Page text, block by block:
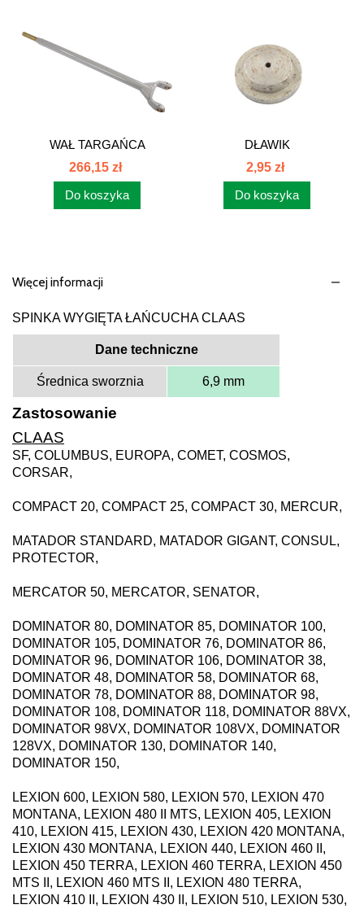
WAŁ TARGAŃCA
CLAAS...
266,15 zł
Do koszyka
DŁAWIK
ROZDZIELACZA...
2,95 zł
Do koszyka
Więcej informacji
SPINKA WYGIĘTA ŁAŃCUCHA CLAAS
Dane techniczne
Średnica sworznia 6,9 mm
Zastosowanie
CLAAS
SF, COLUMBUS, EUROPA, COMET, COSMOS,
CORSAR,
COMPACT 20, COMPACT 25, COMPACT 30, MERCUR,
MATADOR STANDARD, MATADOR GIGANT, CONSUL,
PROTECTOR,
MERCATOR 50, MERCATOR, SENATOR,
DOMINATOR 80, DOMINATOR 85, DOMINATOR 100,
DOMINATOR 105, DOMINATOR 76, DOMINATOR 86,
DOMINATOR 96, DOMINATOR 106, DOMINATOR 38,
DOMINATOR 48, DOMINATOR 58, DOMINATOR 68,
DOMINATOR 78, DOMINATOR 88, DOMINATOR 98,
DOMINATOR 108, DOMINATOR 118, DOMINATOR 88VX,
DOMINATOR 98VX, DOMINATOR 108VX, DOMINATOR
128VX, DOMINATOR 130, DOMINATOR 140,
DOMINATOR 150,
LEXION 600, LEXION 580, LEXION 570, LEXION 470
MONTANA, LEXION 480 II MTS, LEXION 405, LEXION
410, LEXION 415, LEXION 430, LEXION 420 MONTANA,
LEXION 430 MONTANA, LEXION 440, LEXION 460 II,
LEXION 450 TERRA, LEXION 460 TERRA, LEXION 450
MTS II, LEXION 460 MTS II, LEXION 480 TERRA,
LEXION 410 II, LEXION 430 II, LEXION 510, LEXION 530,